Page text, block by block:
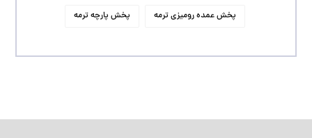
پخش عمده رومیزی ترمه پخش پارچه ترمه